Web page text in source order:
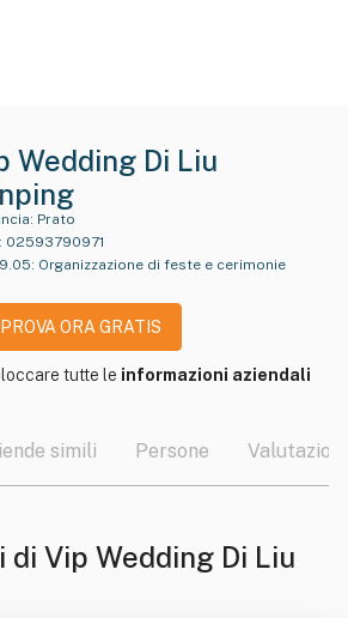
Wedding Di Liu
Prato
02593790971
: Organizzazione di feste e cerimonie
PROVA ORA GRATIS
tutte le informazioni aziendali
simili Persone Valutazioni
di Vip Wedding Di Liu